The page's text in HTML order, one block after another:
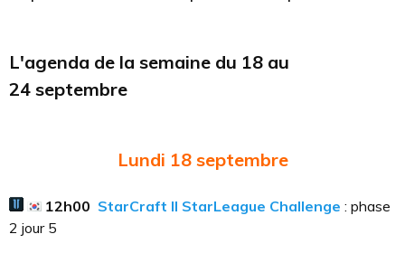
L'agenda de la semaine du 18 au
24 septembre
Lundi 18 septembre
12h00 StarCraft II StarLeague Challenge : phase
2 jour 5